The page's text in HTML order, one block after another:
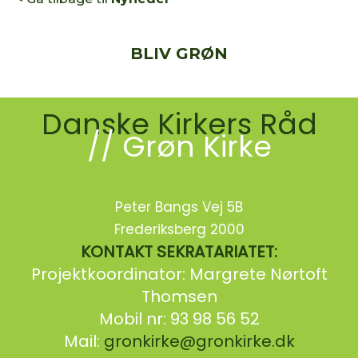
BLIV GRØN
Danske Kirkers Råd
// Grøn Kirke
Peter Bangs Vej 5B
Frederiksberg 2000
KONTAKT SEKRATARIATET:
Projektkoordinator: Margrete Nørtoft
Thomsen
Mobil nr: 93 98 56 52
Mail: gronkirke@gronkirke.dk